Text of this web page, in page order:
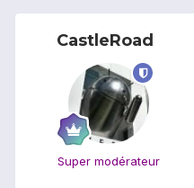
CastleRoad
Super modérateur